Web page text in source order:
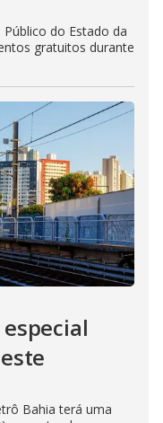
do Estado da
gratuitos durante
Bahia terá uma